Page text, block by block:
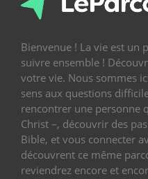
Bienvenue ! La vie est un
suivre ensemble !
votre vie. Nous sommes
sens aux questions
rencontrer une personne
Christ –, découvrir des
Bible, et vous connecter
découvrent ce même
reviendrez encore et